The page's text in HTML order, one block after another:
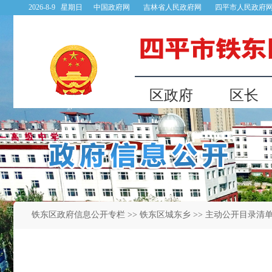
铁东区政府信息公开专栏 >> 铁东区城东乡 >> 主动公开目录清